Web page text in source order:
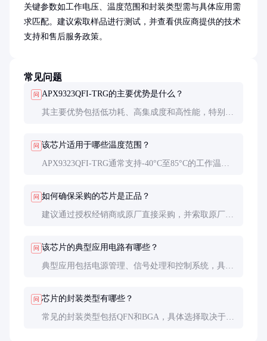
关键参数如工作电压、温度范围和封装类型需与具体应用需
求匹配。建议索取样品进行测试，并查看供应商提供的技术
支持和售后服务政策。
常见问题
问 APX9323QFI-TRG的主要优势是什么？
其主要优势包括低功耗、高集成度和高性能，特别适
问 该芯片适用于哪些温度范围？
APX9323QFI-TRG通常支持-40°C至85°C的工作温度
问 如何确保采购的芯片是正品？
建议通过授权经销商或原厂直接采购，并索取原厂包
问 该芯片的典型应用电路有哪些？
典型应用包括电源管理、信号处理和控制系统，具体
问 芯片的封装类型有哪些？
常见的封装类型包括QFN和BGA，具体选择取决于应